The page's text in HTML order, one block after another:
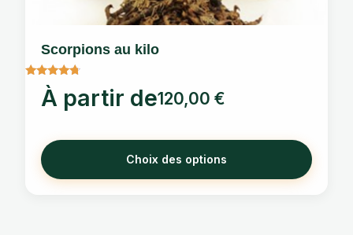
Scorpions au kilo
Note
sur 5
À partir de120,00 €
Choix des options
sur
la
page